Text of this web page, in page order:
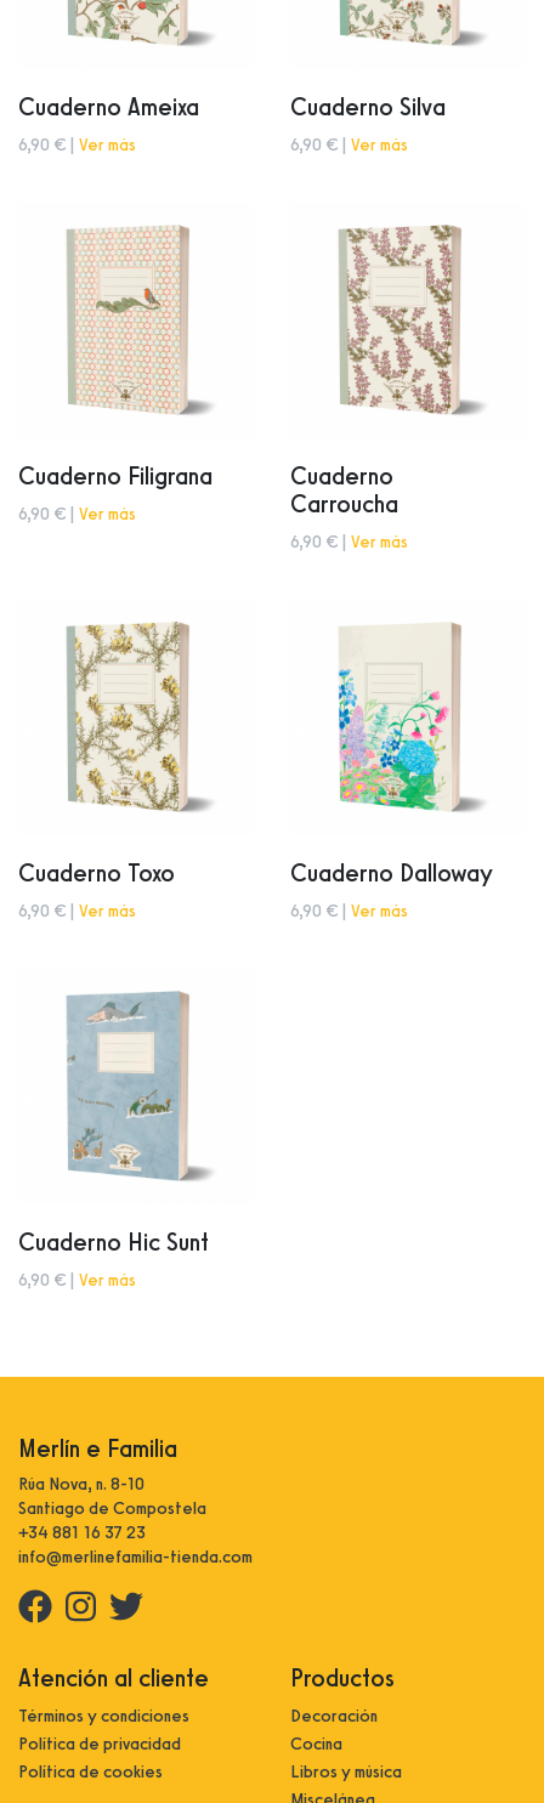
Cuaderno Ameixa
6,90 € | Ver más
Cuaderno Silva
6,90 € | Ver más
Cuaderno Filigrana
6,90 € | Ver más
Cuaderno
Carroucha
6,90 € | Ver más
Cuaderno Toxo
6,90 € | Ver más
Cuaderno Dalloway
6,90 € | Ver más
Cuaderno Hic Sunt
6,90 € | Ver más
Merlín e Familia
Rúa Nova, n. 8-10
Santiago de Compostela
+34 881 16 37 23
info@merlinefamilia-tienda.com
Atención al cliente
Términos y condiciones
Política de privacidad
Política de cookies
Productos
Decoración
Cocina
Libros y música